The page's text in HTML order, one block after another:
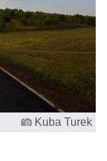
Kuba Turek